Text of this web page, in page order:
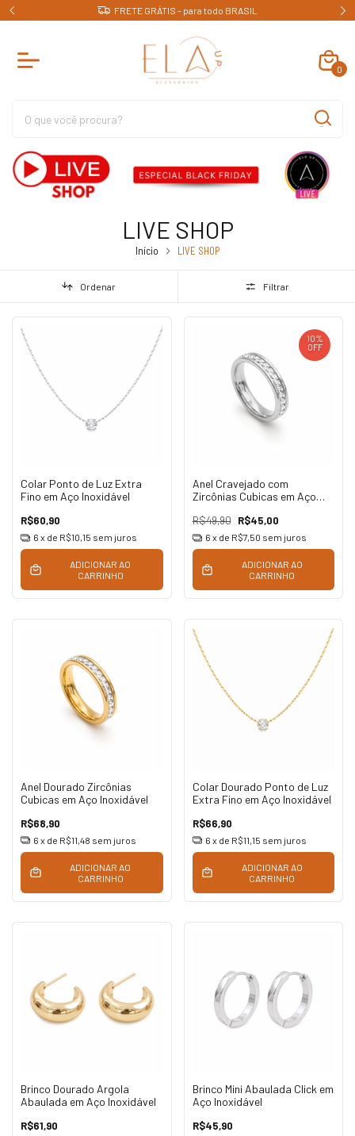
FRETE GRÁTIS - para todo BRASIL
0
LIVE SHOP
Início LIVE SHOP
Ordenar Filtrar
Colar Ponto de Luz Extra
Fino em Aço Inoxidável
R$60,90
6 x de R$10,15 sem juros
ADICIONAR AO
CARRINHO
10%
OFF
Anel Cravejado com
Zircônias Cubicas em Aço
R$49,90 R$45,00
6 x de R$7,50 sem juros
ADICIONAR AO
CARRINHO
Anel Dourado Zircônias
Cubicas em Aço Inoxidável
R$68,90
6 x de R$11,48 sem juros
ADICIONAR AO
CARRINHO
Colar Dourado Ponto de Luz
Extra Fino em Aço Inoxidável
R$66,90
6 x de R$11,15 sem juros
ADICIONAR AO
CARRINHO
Brinco Dourado Argola
Abaulada em Aço Inoxidável
R$61,90
Brinco Mini Abaulada Click em
Aço Inoxidável
R$45,90